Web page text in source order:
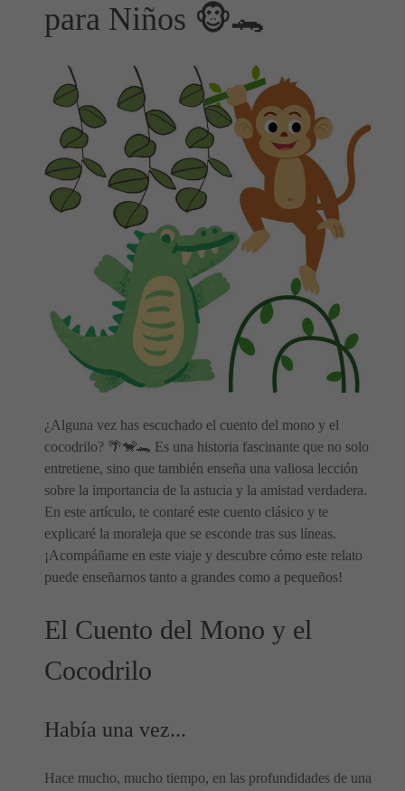
para Niños 🐵🐊
¿Alguna vez has escuchado el cuento del mono y el
cocodrilo? 🌴🐒🐊 Es una historia fascinante que no solo
entretiene, sino que también enseña una valiosa lección
sobre la importancia de la astucia y la amistad verdadera.
En este artículo, te contaré este cuento clásico y te
explicaré la moraleja que se esconde tras sus líneas.
¡Acompáñame en este viaje y descubre cómo este relato
puede enseñarnos tanto a grandes como a pequeños!
El Cuento del Mono y el
Cocodrilo
Había una vez...
Hace mucho, mucho tiempo, en las profundidades de una